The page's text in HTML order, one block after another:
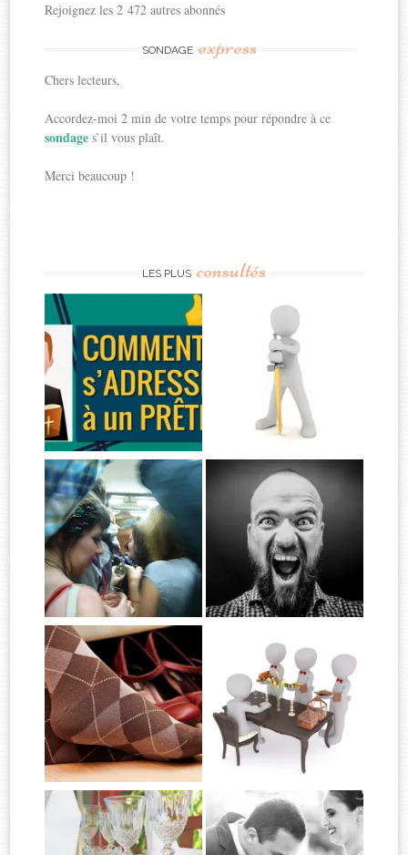
Rejoignez les 2 472 autres abonnés
SONDAGE express
Chers lecteurs,
Accordez-moi 2 min de votre temps pour répondre à ce
sondages’il vous plaît.
Merci beaucoup !
LES PLUS consultés